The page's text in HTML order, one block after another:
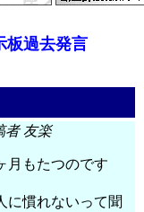
板過去発言
者 友楽
月もたつのです
に慣れないって聞